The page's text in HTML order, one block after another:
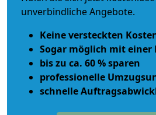
unverbindliche Angebote.
Keine versteckten
Sogar möglich mit einer
bis zu ca. 60 % sparen
professionelle
schnelle